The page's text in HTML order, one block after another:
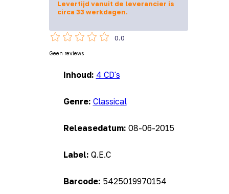
Inhoud: 4 CD's
Genre: Classical
Releasedatum: 08-06-2015
Label: Q.E.C
Barcode: 5425019970154
Levertijd vanuit de leverancier is
circa 33 werkdagen.
0.0
Geen reviews